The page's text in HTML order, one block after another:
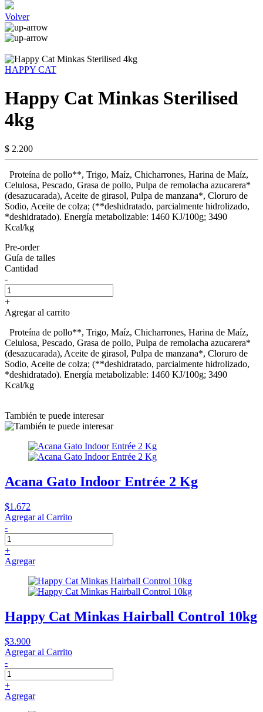
Volver
HAPPY CAT
Happy Cat Minkas Sterilised
4kg
$ 2.200
Proteína de pollo**, Trigo, Maíz, Chicharrones, Harina de Maíz,
Celulosa, Pescado, Grasa de pollo, Pulpa de remolacha azucarera*
(desazucarada), Aceite de girasol, Pulpa de manzana*, Cloruro de
Sodio, Aceite de colza; (**deshidratado, parcialmente hidrolizado,
*deshidratado). Energía metabolizable: 1460 KJ/100g; 3490
Kcal/kg
Pre-order
Guía de talles
Cantidad
-
+
Agregar al carrito
Proteína de pollo**, Trigo, Maíz, Chicharrones, Harina de Maíz,
Celulosa, Pescado, Grasa de pollo, Pulpa de remolacha azucarera*
(desazucarada), Aceite de girasol, Pulpa de manzana*, Cloruro de
Sodio, Aceite de colza; (**deshidratado, parcialmente hidrolizado,
*deshidratado). Energía metabolizable: 1460 KJ/100g; 3490
Kcal/kg
También te puede interesar
Acana Gato Indoor Entrée 2 Kg
$1.672
Agregar al Carrito
-
+
Agregar
Happy Cat Minkas Hairball Control 10kg
$3.900
Agregar al Carrito
-
+
Agregar